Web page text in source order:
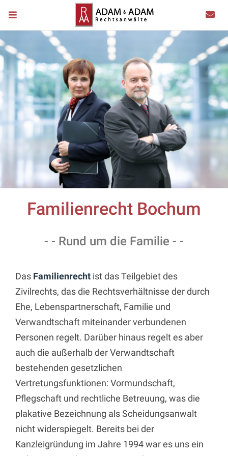
Familienrecht Bochum
- - Rund um die Familie - -
Das Familienrecht ist das Teilgebiet des
Zivilrechts, das die Rechtsverhältnisse der durch
Ehe, Lebenspartnerschaft, Familie und
Verwandtschaft miteinander verbundenen
Personen regelt. Darüber hinaus regelt es aber
auch die außerhalb der Verwandtschaft
bestehenden gesetzlichen
Vertretungsfunktionen: Vormundschaft,
Pflegschaft und rechtliche Betreuung, was die
plakative Bezeichnung als Scheidungsanwalt
nicht widerspiegelt. Bereits bei der
Kanzleigründung im Jahre 1994 war es uns ein